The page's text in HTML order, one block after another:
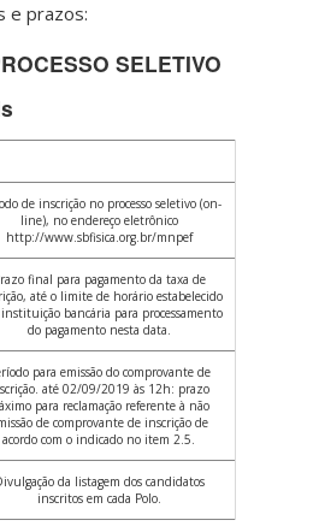
e prazos:
SELETIVO
de inscrição no processo seletivo (on-
line), no endereço eletrônico
http://www.sbfisica.org.br/mnpef
final para pagamento da taxa de
até o limite de horário estabelecido
bancária para processamento
do pagamento nesta data.
para emissão do comprovante de
até 02/09/2019 às 12h: prazo
para reclamação referente à não
de comprovante de inscrição de
acordo com o indicado no item 2.5.
da listagem dos candidatos
inscritos em cada Polo.